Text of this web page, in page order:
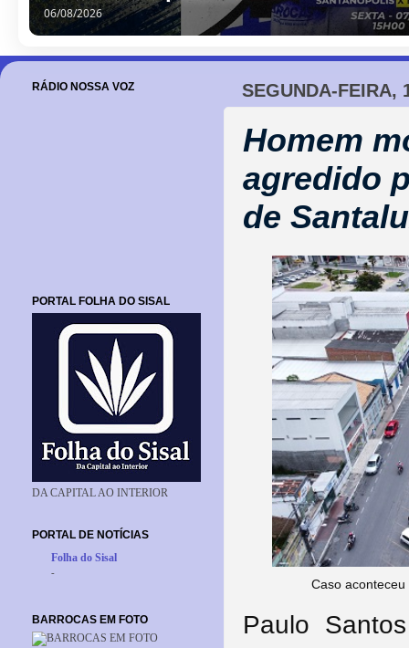
06/08/2026
SEGUNDA-FEIRA,
Homem
agredido
de
Caso
Paulo
RÁDIO NOSSA VOZ
PORTAL FOLHA DO SISAL
DA CAPITAL AO INTERIOR
PORTAL DE NOTÍCIAS
Folha do Sisal
-
BARROCAS EM FOTO